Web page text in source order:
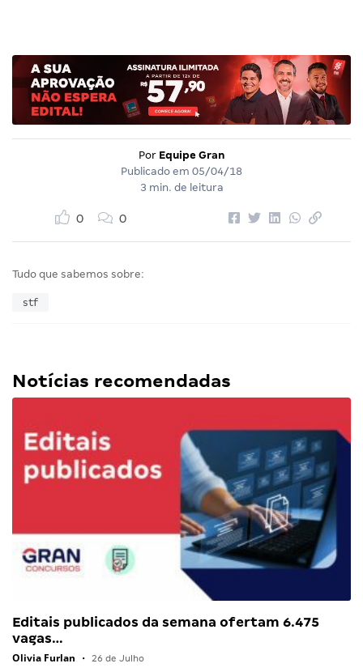
Por Equipe Gran
Publicado em 05/04/18
3 min. de leitura
0 0
Tudo que sabemos sobre:
stf
Notícias recomendadas
Editais publicados da semana ofertam 6.475
vagas…
Olivia Furlan • 26 de Julho